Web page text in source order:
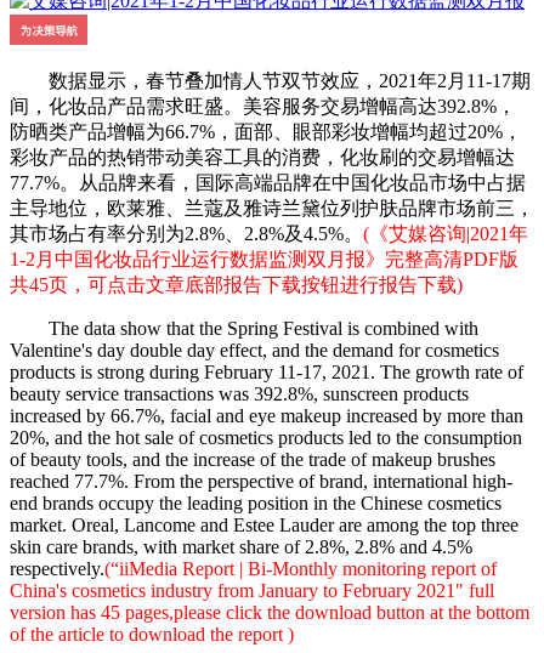
数据显示，春节叠加情人节双节效应，2021年2月11-17期
间，化妆品产品需求旺盛。美容服务交易增幅高达392.8%，
防晒类产品增幅为66.7%，面部、眼部彩妆增幅均超过20%，
彩妆产品的热销带动美容工具的消费，化妆刷的交易增幅达
77.7%。从品牌来看，国际高端品牌在中国化妆品市场中占据
主导地位，欧莱雅、兰蔻及雅诗兰黛位列护肤品牌市场前三，
其市场占有率分别为2.8%、2.8%及4.5%。 (《艾媒咨询|2021年
1-2月中国化妆品行业运行数据监测双月报》完整高清PDF版
共45页，可点击文章底部报告下载按钮进行报告下载)
The data show that the Spring Festival is combined with
Valentine's day double day effect, and the demand for cosmetics
products is strong during February 11-17, 2021. The growth rate of
beauty service transactions was 392.8%, sunscreen products
increased by 66.7%, facial and eye makeup increased by more than
20%, and the hot sale of cosmetics products led to the consumption
of beauty tools, and the increase of the trade of makeup brushes
reached 77.7%. From the perspective of brand, international high-
end brands occupy the leading position in the Chinese cosmetics
market. Oreal, Lancome and Estee Lauder are among the top three
skin care brands, with market share of 2.8%, 2.8% and 4.5%
respectively.(“iiMedia Report | Bi-Monthly monitoring report of
China's cosmetics industry from January to February 2021" full
version has 45 pages,please click the download button at the bottom
of the article to download the report )